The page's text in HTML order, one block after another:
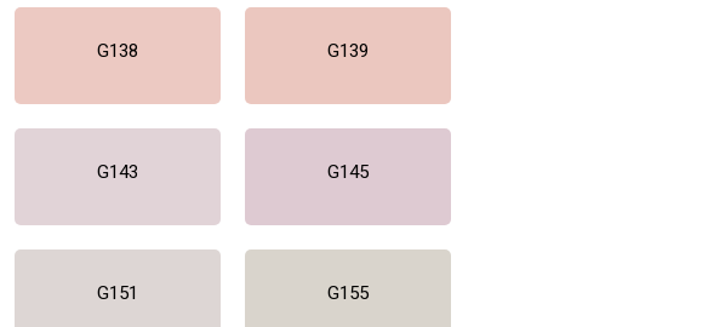
G138 G139
G143 G145
G151 G155